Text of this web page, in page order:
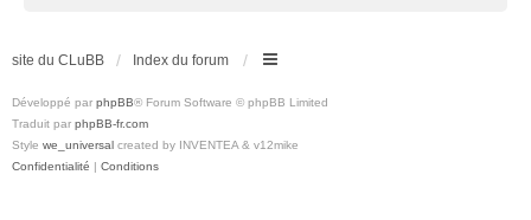
site du CLuBB Index du forum
Développé par phpBB® Forum Software © phpBB Limited
Traduit par phpBB-fr.com
Style we_universal created by INVENTEA & v12mike
Confidentialité | Conditions